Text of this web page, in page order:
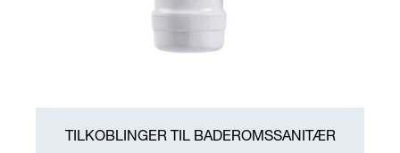
TILKOBLINGER TIL BADEROMSSANITÆR